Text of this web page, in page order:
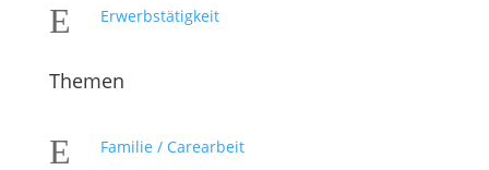
E Erwerbstätigkeit
Themen
E Familie / Carearbeit